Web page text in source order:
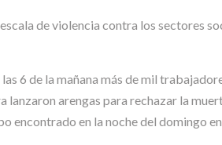
de violencia contra los sectores
6 de la mañana más de mil
lanzaron arengas para rechazar la
encontrado en la noche del domingo